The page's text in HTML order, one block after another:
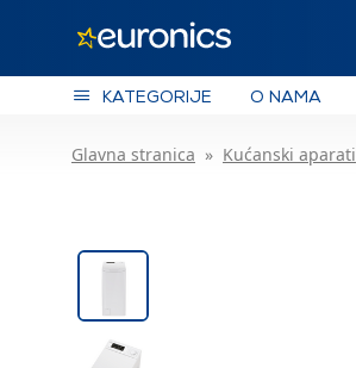
KATEGORIJE O NAMA
Glavna stranica Kućanski aparati